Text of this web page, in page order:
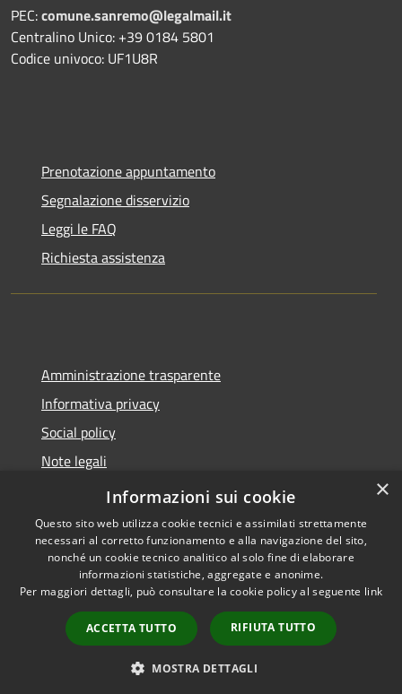
PEC:comune.sanremo@legalmail.it
Centralino Unico: +39 0184 5801
Codice univoco: UF1U8R
Prenotazione appuntamento
Segnalazione disservizio
Leggi le FAQ
Richiesta assistenza
Amministrazione trasparente
Informativa privacy
Social policy
Note legali
Dichiarazione di accessibilità
Accessibilità
Copyright © 2026 • Comune di
Sanremo • Powered by
Municipium•
Accesso
redazione
×
Informazioni sui cookie
Questo sito web utilizza cookie tecnici e assimilati strettamente
necessari al corretto funzionamento e alla navigazione del sito,
nonché un cookie tecnico analitico al solo fine di elaborare
informazioni statistiche, aggregate e anonime.
Per maggiori dettagli, può consultare la cookie policy al seguente link
ACCETTA TUTTO RIFIUTA TUTTO
MOSTRA DETTAGLI